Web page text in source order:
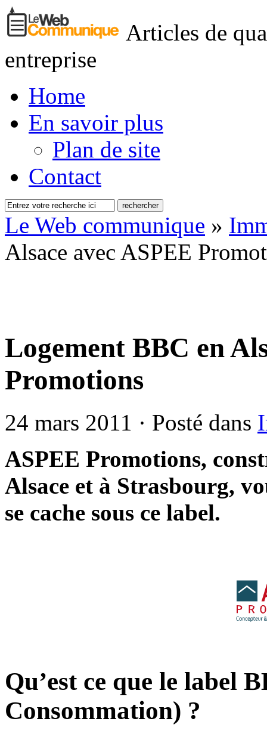
Articles de
entreprise
Home
En savoir plus
Plan de site
Contact
Le Web communique »
Alsace avec ASPEE
Logement BBC en
Promotions
24 mars 2011 · Posté dans
ASPEE Promotions,
Alsace et à Strasbourg,
se cache sous ce label.
Qu’est ce que le label
Consommation) ?